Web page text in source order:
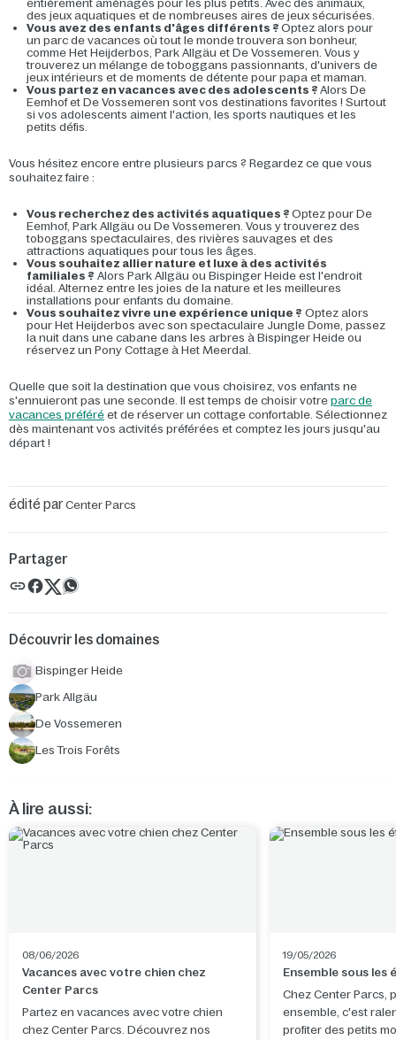
entièrement aménagés pour les plus petits. Avec des animaux,
des jeux aquatiques et de nombreuses aires de jeux sécurisées.
Vous avez des enfants d'âges différents ? Optez alors pour
un parc de vacances où tout le monde trouvera son bonheur,
comme Het Heijderbos, Park Allgäu et De Vossemeren. Vous y
trouverez un mélange de toboggans passionnants, d'univers de
jeux intérieurs et de moments de détente pour papa et maman.
Vous partez en vacances avec des adolescents ? Alors De
Eemhof et De Vossemeren sont vos destinations favorites ! Surtout
si vos adolescents aiment l'action, les sports nautiques et les
petits défis.
Vous hésitez encore entre plusieurs parcs ? Regardez ce que vous
souhaitez faire :
Vous recherchez des activités aquatiques ? Optez pour De
Eemhof, Park Allgäu ou De Vossemeren. Vous y trouverez des
toboggans spectaculaires, des rivières sauvages et des
attractions aquatiques pour tous les âges.
Vous souhaitez allier nature et luxe à des activités
familiales ? Alors Park Allgäu ou Bispinger Heide est l'endroit
idéal. Alternez entre les joies de la nature et les meilleures
installations pour enfants du domaine.
Vous souhaitez vivre une expérience unique ? Optez alors
pour Het Heijderbos avec son spectaculaire Jungle Dome, passez
la nuit dans une cabane dans les arbres à Bispinger Heide ou
réservez un Pony Cottage à Het Meerdal.
Quelle que soit la destination que vous choisirez, vos enfants ne
s'ennuieront pas une seconde. Il est temps de choisir votre parc de
vacances préféré et de réserver un cottage confortable. Sélectionnez
dès maintenant vos activités préférées et comptez les jours jusqu'au
départ !
édité parCenter Parcs
Découvrir les domaines
Bispinger Heide
Park Allgäu
De Vossemeren
Les Trois Forêts
Partager
À lire aussi:
08/06/2026
Vacances avec votre chien chez
Center Parcs
Partez en vacances avec votre chien
chez Center Parcs. Découvrez nos
19/05/2026
Ensemble sous les
Chez Center Parcs,
ensemble, c'est
profiter des petits